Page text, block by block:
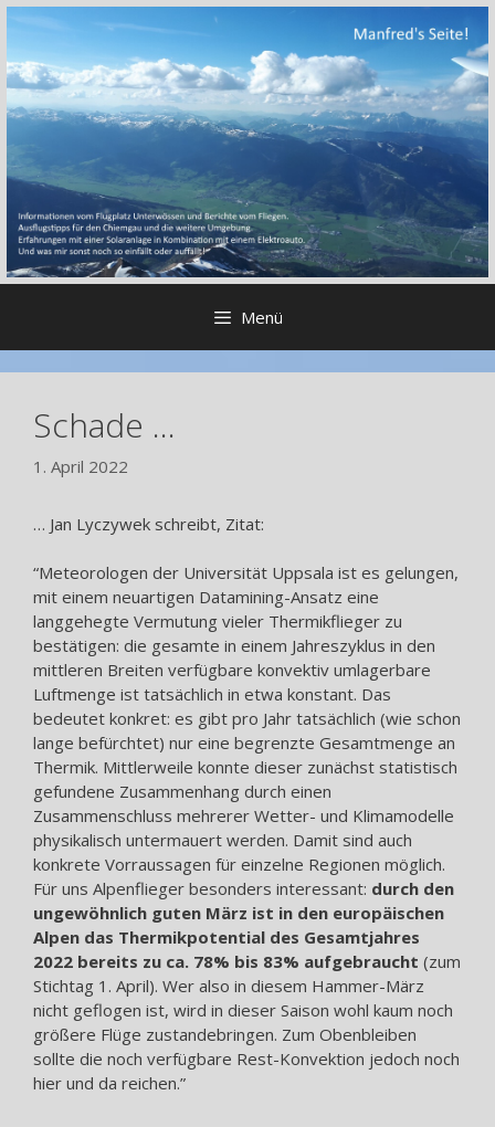
Zum
springen
Menü
Schade …
1. April 2022
… Jan Lyczywek schreibt, Zitat:
“Meteorologen der Universität Uppsala ist es gelungen,
mit einem neuartigen Datamining-Ansatz eine
langgehegte Vermutung vieler Thermikflieger zu
bestätigen: die gesamte in einem Jahreszyklus in den
mittleren Breiten verfügbare konvektiv umlagerbare
Luftmenge ist tatsächlich in etwa konstant. Das
bedeutet konkret: es gibt pro Jahr tatsächlich (wie schon
lange befürchtet) nur eine begrenzte Gesamtmenge an
Thermik. Mittlerweile konnte dieser zunächst statistisch
gefundene Zusammenhang durch einen
Zusammenschluss mehrerer Wetter- und Klimamodelle
physikalisch untermauert werden. Damit sind auch
konkrete Vorraussagen für einzelne Regionen möglich.
Für uns Alpenflieger besonders interessant: durch den
ungewöhnlich guten März ist in den europäischen
Alpen das Thermikpotential des Gesamtjahres
2022 bereits zu ca. 78% bis 83% aufgebraucht (zum
Stichtag 1. April). Wer also in diesem Hammer-März
nicht geflogen ist, wird in dieser Saison wohl kaum noch
größere Flüge zustandebringen. Zum Obenbleiben
sollte die noch verfügbare Rest-Konvektion jedoch noch
hier und da reichen.”